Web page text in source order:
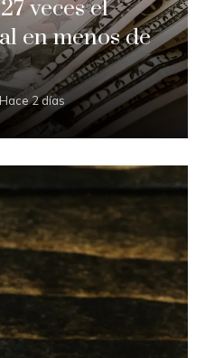
veces el
en menos de
Hace 2 días